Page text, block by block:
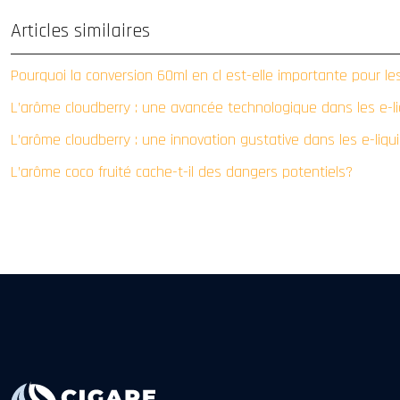
Articles similaires
Pourquoi la conversion 60ml en cl est-elle importante pour
L’arôme cloudberry : une avancée technologique dans les e-
L’arôme cloudberry : une innovation gustative dans les e-
L’arôme coco fruité cache-t-il des dangers potentiels?